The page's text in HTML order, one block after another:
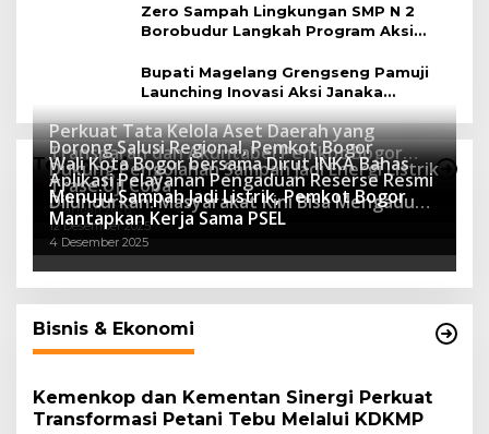
Zero Sampah Lingkungan SMP N 2
Borobudur Langkah Program Aksi
Bupati Magelang Grengseng Pamuji
Launching Inovasi Aksi Janaka
Program Sekolah Adiwiyata
Teknologi
Perkuat Tata Kelola Aset Daerah yang
Transparan dan Akuntabel Pemkot Bogor
Luncurkan SIMASDA
8 Juli 2026
Dorong Salusi Regional, Pemkot Bogor
Dukung Pengolahan Sampah Jadi Energi Listrik
8 April 2026
Wali Kota Bogor bersama Dirut INKA Bahas
Trase Uji Coba
7 Januari 2026
Aplikasi Pelayanan Pengaduan Reserse Resmi
Diluncurkan: Masyarakat Kini Bisa Mengadu
Lebih Cepat, Mudah, dan Terintegrasi
12 Desember 2025
Menuju Sampah Jadi Listrik, Pemkot Bogor
Mantapkan Kerja Sama PSEL
4 Desember 2025
Bisnis & Ekonomi
Kemenkop dan Kementan Sinergi Perkuat
Transformasi Petani Tebu Melalui KDKMP